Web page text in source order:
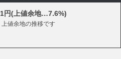
円(上値余地…7.6%)
値余地の推移です